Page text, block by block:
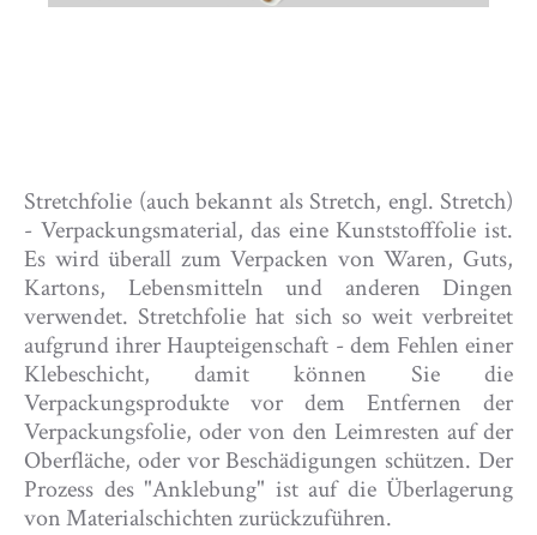
Stretchfolie (auch bekannt als Stretch, engl. Stretch)
- Verpackungsmaterial, das eine Kunststofffolie ist.
Es wird überall zum Verpacken von Waren, Guts,
Kartons, Lebensmitteln und anderen Dingen
verwendet. Stretchfolie hat sich so weit verbreitet
aufgrund ihrer Haupteigenschaft - dem Fehlen einer
Klebeschicht, damit können Sie die
Verpackungsprodukte vor dem Entfernen der
Verpackungsfolie, oder von den Leimresten auf der
Oberfläche, oder vor Beschädigungen schützen. Der
Prozess des "Anklebung" ist auf die Überlagerung
von Materialschichten zurückzuführen.